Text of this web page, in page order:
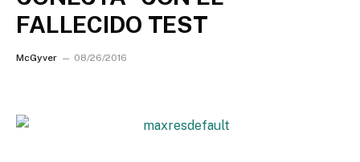
FALLECIDO TEST
McGyver 08/26/2016